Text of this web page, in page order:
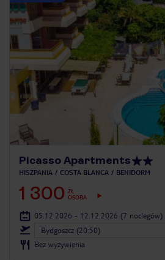
Picasso Apartments
HISZPANIA COSTA BLANCA BENIDORM
1 300 ZŁ
OSOBA
05.12.2026 - 12.12.2026 (7 noclegów)
Bydgoszcz (20:50)
Bez wyżywienia